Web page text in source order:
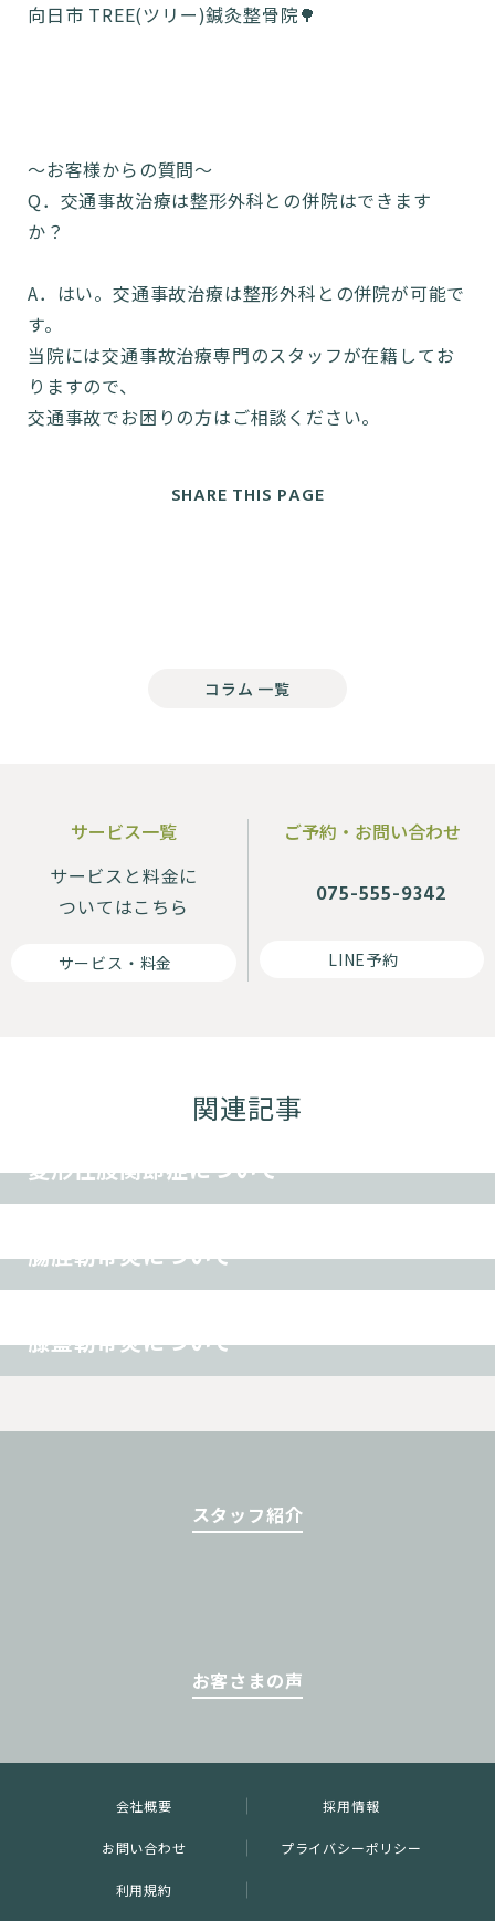
向日市 TREE(ツリー)鍼灸整骨院🌳
〜お客様からの質問〜
Q．交通事故治療は整形外科との併院はできます
か？
A．はい。交通事故治療は整形外科との併院が可能で
す。
当院には交通事故治療専門のスタッフが在籍してお
りますので、
交通事故でお困りの方はご相談ください。
SHARE THIS PAGE
コラム 一覧
サービス一覧
サービスと料金に
ついてはこちら
サービス・料金
ご予約・お問い合わせ
075-555-9342
LINE予約
関連記事
変形性股関節症について
腸脛靭帯炎について
膝蓋靭帯炎について
スタッフ紹介
お客さまの声
会社概要 採用情報
お問い合わせ プライバシーポリシー
利用規約